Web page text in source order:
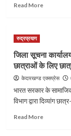
Read MoreRead
औचक
निरीक्षण
के
लिए
राजकीय
रुद्रप्रयाग
जिला सूचना
छात्राओं के लिए
केदारखण्ड एक्सप्रेस
भारत सरकार के
विभाग द्वारा दिव्यांग
Read MoreRead